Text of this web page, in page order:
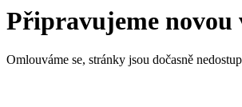
Připravujeme novou
Omlouváme se, stránky jsou dočasně